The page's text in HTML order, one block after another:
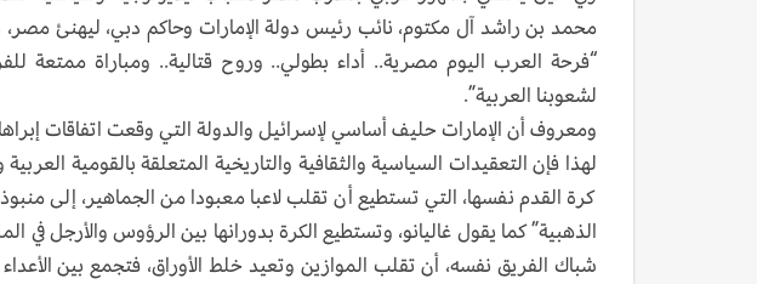
محمد بن راشد آل مكتوم، نائب رئيس دولة الإمارات وحاكم دبي، ليهنئ مصر،
“فرحة العرب اليوم مصرية.. أداء بطولي.. وروح قتالية.. ومباراة ممتعة
لشعوبنا العربية”.
ومعروف أن الإمارات حليف أساسي لإسرائيل والدولة التي وقعت اتفاقات
لهذا فإن التعقيدات السياسية والثقافية والتاريخية المتعلقة بالقومية
كرة القدم نفسها، التي تستطيع أن تقلب لاعبا معبودا من الجماهير، إلى
الذهبية” كما يقول غاليانو، وتستطيع الكرة بدورانها بين الرؤوس والأرجل في
شباك الفريق نفسه، أن تقلب الموازين وتعيد خلط الأوراق، فتجمع بين